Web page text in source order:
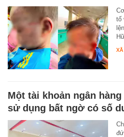
tố
XÃ
Một tài khoản ngân
sử dụng bất ngờ có số